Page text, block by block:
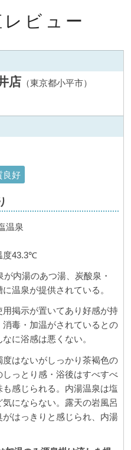
レビュー
店 （東京都小平市）
良好
温泉
度43.3℃
内湯のあつ湯、炭酸泉・
温泉が提供されている。
掲示が置いてあり好感が持
毒・加温がされているとの
に浴感は悪くない。
はないがしっかり茶褐色の
っとり感・浴後はすべすべ
感じられる。内湯温泉は塩
にならない。露天の岩風呂
はっきりと感じられ、内湯